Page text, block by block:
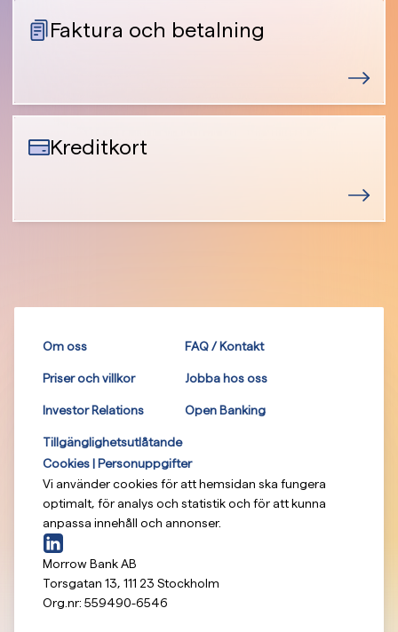
Faktura och betalning
Kreditkort
Om oss FAQ / Kontakt
Priser och villkor Jobba hos oss
Investor Relations Open Banking
Tillgänglighetsutlåtande
Cookies | Personuppgifter
Vi använder cookies för att hemsidan ska fungera
optimalt, för analys och statistik och för att kunna
anpassa innehåll och annonser.
Morrow Bank AB
Torsgatan 13, 111 23 Stockholm
Org.nr: 559490-6546